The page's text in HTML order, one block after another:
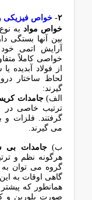
۲-
خواص فیزیکی
خواص موادبه
بین آنها بستگی
آرایش اتمی
خواصی کاملاً
از فولاد آبدیده
لحاظ ساختار
گیرند:
الف)جامدات
ترتیب خاصی در
گرفتند. فلزات
می گیرند.
ب)جامدات بی
هرگونه نظم و
گروه می توان به
گاهی اوقات به
همانطور که
صورت بلورین و